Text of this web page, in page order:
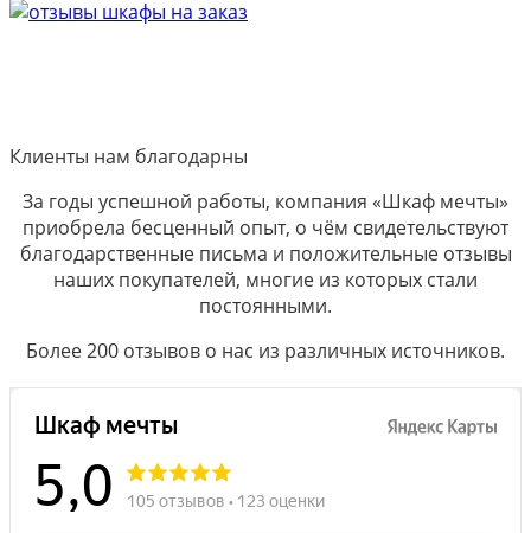
Клиенты нам благодарны
За годы успешной работы, компания «Шкаф мечты»
приобрела бесценный опыт, о чём свидетельствуют
благодарственные письма и положительные отзывы
наших покупателей, многие из которых стали
постоянными.
Более 200 отзывов о нас из различных источников.